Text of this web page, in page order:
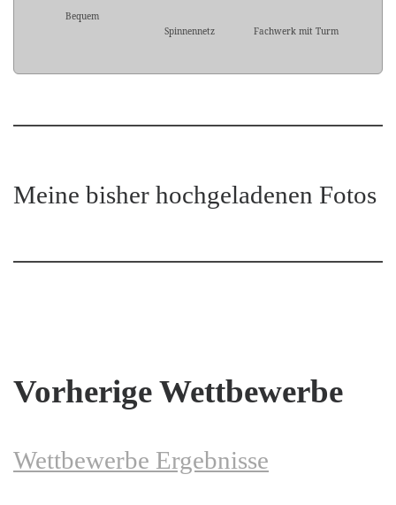
Bequem
Spinnennetz
Fachwerk mit Turm
Meine bisher hochgeladenen Fotos
Vorherige Wettbewerbe
Wettbewerbe Ergebnisse